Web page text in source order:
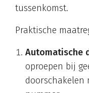
tussenkomst.
Praktische
Automatische
oproepen bij
doorschakelen